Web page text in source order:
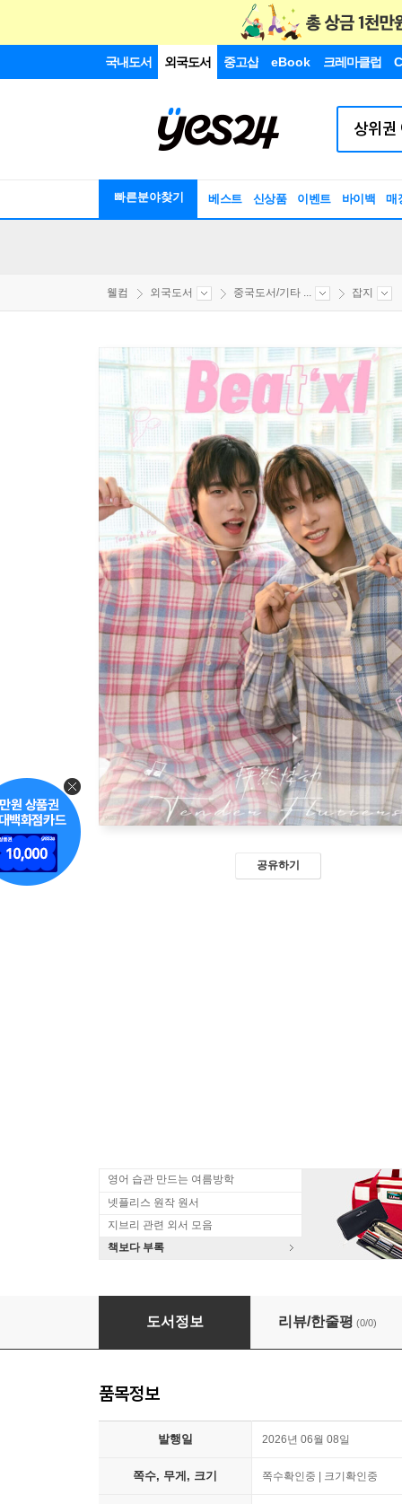
국내도서 외국도서 중고샵 eBook 크레마클럽
빠른분야찾기 베스트 신상품 이벤트 바이백 매
웰컴 외국도서 중국도서/기타 ... 잡지
공유하기
영어 습관 만드는 여름방학
넷플리스 원작 원서
지브리 관련 외서 모음
책보다 부록
[A형] Beat'xl 중국 2026년 : TEETEE&POR 띠
도서정보 리뷰/한줄평 (0/0)
품목정보
발행일 2026년 06월 08일
쪽수, 무게, 크기 쪽수확인중 | 크기확인중